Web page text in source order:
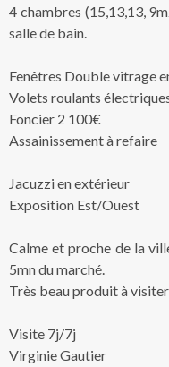
4 chambres (15,13,13,
salle de bain.
Fenêtres Double vitrage
Volets roulants
Foncier 2 100€
Assainissement à refaire
Jacuzzi en extérieur
Exposition Est/Ouest
Calme et proche de la
5mn du marché.
Très beau produit à
Visite 7j/7j
Virginie Gautier